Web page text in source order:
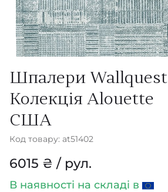
Шпалери Wallquest
Колекція Alouette
США
Код товару: at51402
6015 ₴ / рул.
В наявності на складі в